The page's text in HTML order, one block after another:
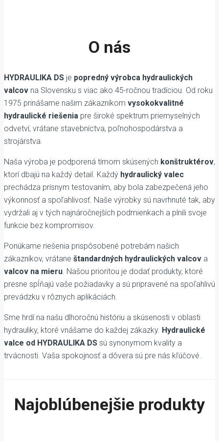
O nás
HYDRAULIKA DS je popredný výrobca hydraulických
valcov na Slovensku s viac ako 45-ročnou tradíciou. Od roku
1975 prinášame našim zákazníkom vysokokvalitné
hydraulické riešenia pre široké spektrum priemyselných
odvetví, vrátane stavebníctva, poľnohospodárstva a
strojárstva.
Naša výroba je podporená tímom skúsených konštruktérov,
ktorí dbajú na každý detail. Každý hydraulický valec
prechádza prísnym testovaním, aby bola zabezpečená jeho
výkonnosť a spoľahlivosť. Naše výrobky sú navrhnuté tak, aby
vydržali aj v tých najnáročnejších podmienkach a plnili svoje
funkcie bez kompromisov.
Ponúkame riešenia prispôsobené potrebám našich
zákazníkov, vrátane štandardných hydraulických valcov a
valcov na mieru . Našou prioritou je dodať produkty, ktoré
presne spĺňajú vaše požiadavky a sú pripravené na spoľahlivú
prevádzku v rôznych aplikáciách.
Sme hrdí na našu dlhoročnú históriu a skúsenosti v oblasti
hydrauliky, ktoré vnášame do každej zákazky. Hydraulické
valce od HYDRAULIKA DS sú synonymom kvality a
trvácnosti. Vaša spokojnosť a dôvera sú pre nás kľúčové.
Najoblúbenejšie produkty